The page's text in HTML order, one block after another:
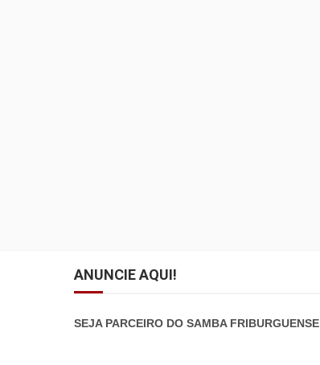
ANUNCIE AQUI!
SEJA PARCEIRO DO SAMBA FRIBURGUENSE